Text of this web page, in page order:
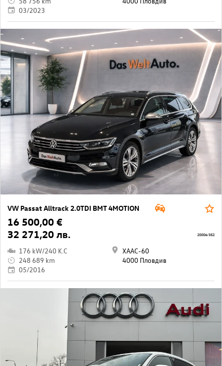
03/2023
VW Passat Alltrack 2.0TDI BMT 4MOTION
16 500,00 €
32 271,20 лв.
176 kW/240 K.C
248 689 km
05/2016
ХААС-60
4000 Пловдив
20006/352